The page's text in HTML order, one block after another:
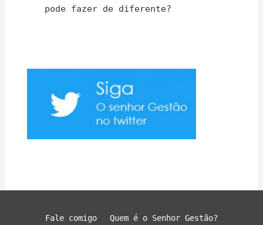
pode fazer de diferente?
Fale comigo Quem é o Senhor Gestão?